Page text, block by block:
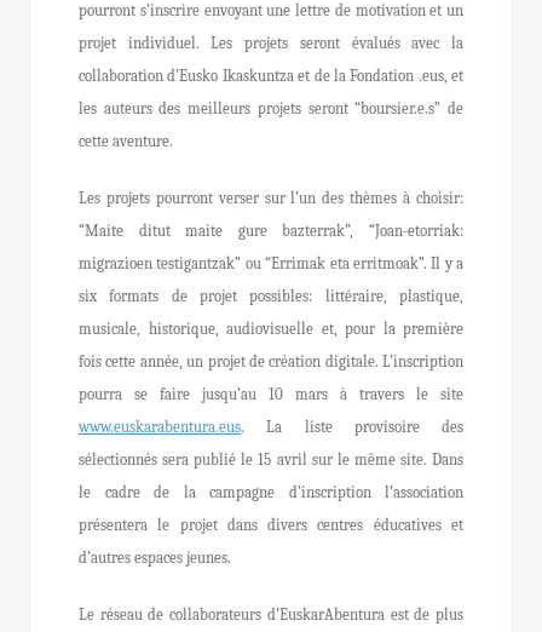
pourront s’inscrire envoyant une lettre de motivation et un
projet individuel. Les projets seront évalués avec la
collaboration d’Eusko Ikaskuntza et de la Fondation .eus, et
les auteurs des meilleurs projets seront “boursier.e.s” de
cette aventure.
Les projets pourront verser sur l’un des thèmes à choisir:
“Maite ditut maite gure bazterrak”, “Joan-etorriak:
migrazioen testigantzak” ou “Errimak eta erritmoak”. Il y a
six formats de projet possibles: littéraire, plastique,
musicale, historique, audiovisuelle et, pour la première
fois cette année, un projet de création digitale. L’inscription
pourra se faire jusqu’au 10 mars à travers le site
www.euskarabentura.eus. La liste provisoire des
sélectionnés sera publié le 15 avril sur le même site. Dans
le cadre de la campagne d’inscription l’association
présentera le projet dans divers centres éducatives et
d’autres espaces jeunes.
Le réseau de collaborateurs d’EuskarAbentura est de plus